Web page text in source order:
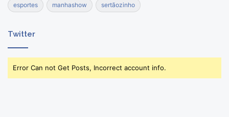
esportes manhashow sertãozinho
Twitter
Error Can not Get Posts, Incorrect account info.